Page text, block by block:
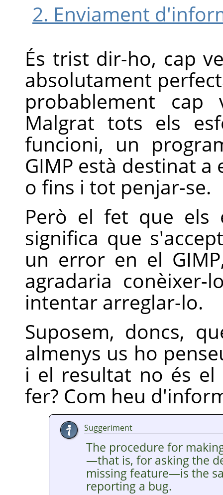
2. Enviament
És trist dir-ho, cap
absolutament
probablement
Malgrat tots els
funcioni, un
GIMP està destinat a
o fins i tot penjar-se.
Però el fet que els
significa que
un error en el GIMP
agradaria conèixer-
intentar arreglar-lo.
Suposem, doncs,
almenys us ho
i el resultat no és el
fer? Com heu
Suggeriment
The procedure for
—that is, for asking the
missing feature—is the
reporting a bug.